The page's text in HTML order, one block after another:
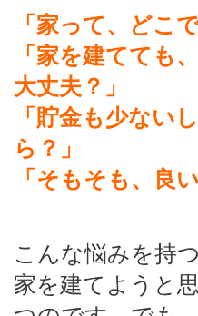
「家って、どこ
「家を建てても
大丈夫？」
「貯金も少ない
ら？」
「そもそも、良
こんな悩みを持
家を建てようと